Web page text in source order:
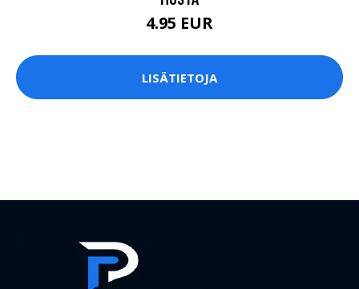
4.95 EUR
LISÄTIETOJA